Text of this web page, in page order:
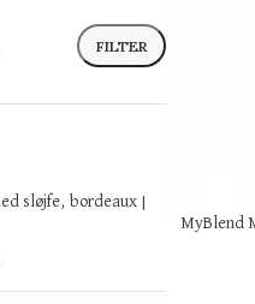
FILTER
sløjfe, bordeaux |
MyBlend